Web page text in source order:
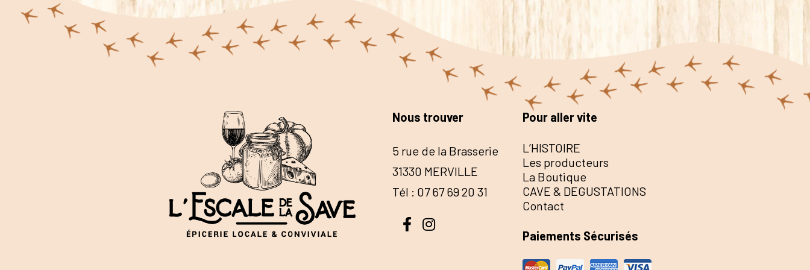
Nous trouver
5 rue de la Brasserie
31330 MERVILLE
Tél : 07 67 69 20 31
Pour aller vite
L’HISTOIRE
Les producteurs
La Boutique
CAVE & DEGUSTATIONS
Contact
Paiements Sécurisés